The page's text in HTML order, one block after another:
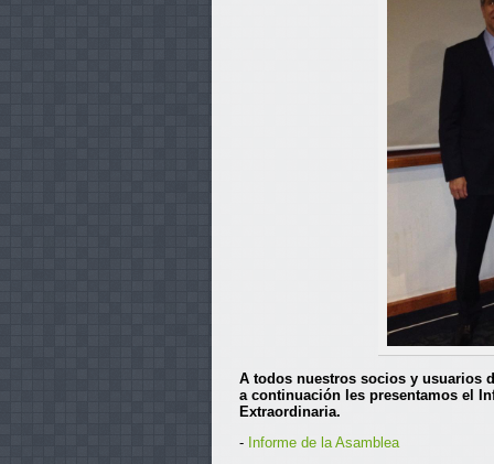
A todos nuestros socios y usuarios
a continuación les presentamos el
Extraordinaria.
- Informe de la Asamblea